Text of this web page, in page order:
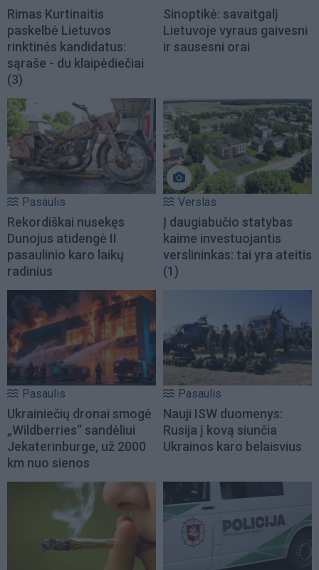
Rimas Kurtinaitis
paskelbė Lietuvos
rinktinės kandidatus:
sąraše - du klaipėdiečiai
(3)
Sinoptikė: savaitgalį
Lietuvoje vyraus gaivesni
ir sausesni orai
Pasaulis
Rekordiškai nusekęs
Dunojus atidengė II
pasaulinio karo laikų
radinius
Verslas
Į daugiabučio statybas
kaime investuojantis
verslininkas: tai yra ateitis
(1)
Pasaulis
Ukrainiečių dronai smogė
„Wildberries“ sandėliui
Jekaterinburge, už 2000
km nuo sienos
Pasaulis
Nauji ISW duomenys:
Rusija į kovą siunčia
Ukrainos karo belaisvius